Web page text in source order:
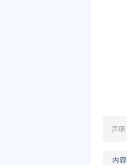
声
内